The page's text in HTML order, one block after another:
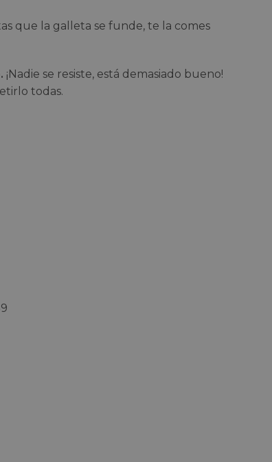
que la galleta se funde, te la comes
¡Nadie se resiste, está demasiado bueno!
todas.